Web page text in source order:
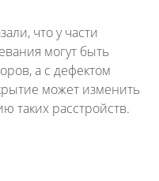
что у части
могут быть
а с дефектом
может изменить
таких расстройств.